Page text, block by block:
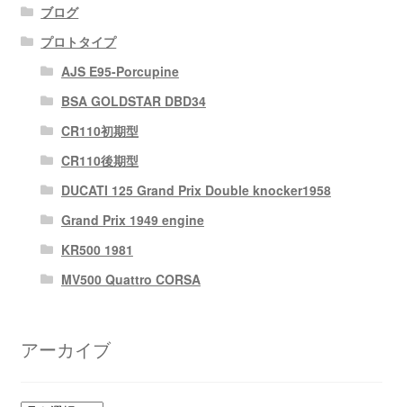
ブログ
プロトタイプ
AJS E95-Porcupine
BSA GOLDSTAR DBD34
CR110初期型
CR110後期型
DUCATI 125 Grand Prix Double knocker1958
Grand Prix 1949 engine
KR500 1981
MV500 Quattro CORSA
アーカイブ